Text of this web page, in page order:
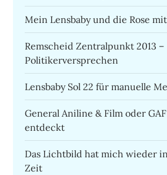
Mein Lensbaby und die Rose
Remscheid Zentralpunkt 2013 –
Politikerversprechen
Lensbaby Sol 22 für manuelle
General Aniline & Film oder
entdeckt
Das Lichtbild hat mich wieder
Zeit